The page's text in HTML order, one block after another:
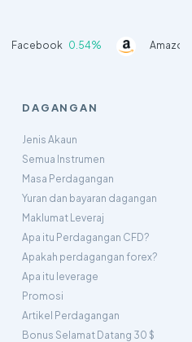
Facebook 0.54%
DAGANGAN
Jenis Akaun
Semua Instrumen
Masa Perdagangan
Yuran dan bayaran dagangan
Maklumat Leveraj
Apa itu Perdagangan CFD?
Apakah perdagangan forex?
Apa itu leverage
Promosi
Artikel Perdagangan
Bonus Selamat Datang 30 $